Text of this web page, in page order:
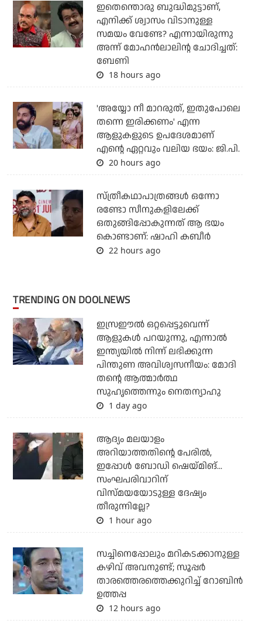
ഇതെന്തൊരു ബുദ്ധിമുട്ടാണ്,
എനിക്ക് ശ്വാസം വിടാനുള്ള
സമയം വേണ്ടേ? എന്നായിരുന്നു
അന്ന് മോഹൻലാലിന്റ ചോദിച്ചത്:
ബേണി
18 hours ago
'അയ്യോ നീ മാറരുത്, ഇതുപോലെ
തന്നെ ഇരിക്കണം' എന്ന
ആളുകളുടെ ഉപദേശമാണ്
എന്റെ ഏറ്റവും വലിയ ഭയം: ജി.പി.
20 hours ago
സ്ത്രീകഥാപാത്രങ്ങൾ ഒന്നോ
രണ്ടോ സീനുകളിലേക്ക്
ഒതുങ്ങിപ്പോകുന്നത് ആ ഭയം
കൊണ്ടാണ്: ഷാഹി കബീർ
22 hours ago
TRENDING ON DOOLNEWS
ഇസ്രഈല്‍ ഒറ്റപ്പെട്ടുവെന്ന്
ആളുകള്‍ പറയുന്നു, എന്നാല്‍
ഇന്ത്യയില്‍ നിന്ന് ലഭിക്കുന്ന
പിന്തുണ അവിശ്വസനീയം: മോദി
തന്റെ ആത്മാര്‍ത്ഥ
സുഹൃത്തെന്നും നെതന്യാഹു
1 day ago
ആദ്യം മലയാളം
അറിയാത്തതിന്റെ പേരില്‍,
ഇപ്പോള്‍ ബോഡി ഷെയ്മിങ്...
സംഘപരിവാറിന്
വിസ്മയയോടുള്ള ദേഷ്യം
തീരുന്നില്ലേ?
1 hour ago
സച്ചിനെപ്പോലും മറികടക്കാനുള്ള
കഴിവ് അവനുണ്ട്; സൂപ്പര്‍
താരത്തെരത്തെക്കുറിച്ച് റോബിന്‍
ഉത്തപ്പ
12 hours ago